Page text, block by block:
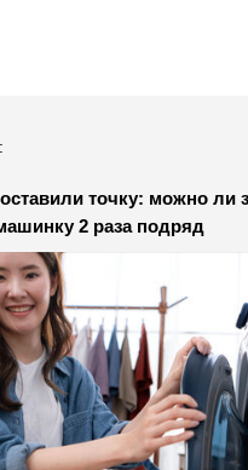
точку: можно ли
2 раза подряд